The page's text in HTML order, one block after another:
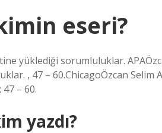
eseri?
yüklediği sorumluluklar.
, 47 – 60.ChicagoÖzcan
– 60.
yazdı?